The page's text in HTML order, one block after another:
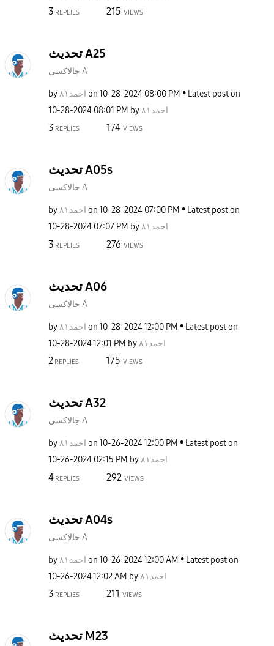
3 REPLIES 215 VIEWS
تحديث A25
جالاكسى A
by احمد٨١ on‎10-28-2024 08:00 PM
Latest post on
‎10-28-2024 08:01 PM by احمد٨١
3 REPLIES 174 VIEWS
تحديث A05s
جالاكسى A
by احمد٨١ on‎10-28-2024 07:00 PM
Latest post on
‎10-28-2024 07:07 PM by احمد٨١
3 REPLIES 276 VIEWS
تحديث A06
جالاكسى A
by احمد٨١ on‎10-28-202412:00 PM
Latest post on
‎10-28-202412:01 PM by احمد٨١
2 REPLIES 175 VIEWS
تحديث A32
جالاكسى A
by احمد٨١ on‎10-26-202412:00 PM
Latest post on
‎10-26-2024 02:15 PM by احمد٨١
4 REPLIES 292 VIEWS
تحديث A04s
جالاكسى A
by احمد٨١ on‎10-26-202412:00 AM
Latest post on
‎10-26-202412:02 AM by احمد٨١
3 REPLIES 211 VIEWS
تحديث M23